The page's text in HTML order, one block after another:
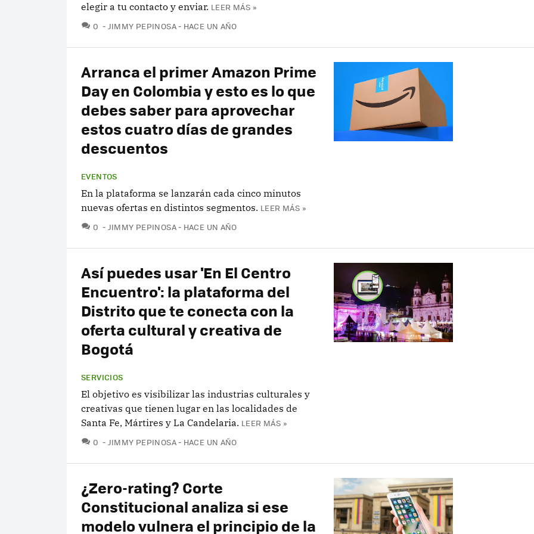
elegir a tu contacto y enviar. LEER MÁS »
0 COMENTARIOS
JIMMY PEPINOSA HACE UN AÑO
Arranca el primer Amazon Prime
Day en Colombia y esto es lo que
debes saber para aprovechar
estos cuatro días de grandes
descuentos
EVENTOS
En la plataforma se lanzarán cada cinco minutos
nuevas ofertas en distintos segmentos. LEER MÁS »
0 COMENTARIOS
JIMMY PEPINOSA HACE UN AÑO
Así puedes usar 'En El Centro
Encuentro': la plataforma del
Distrito que te conecta con la
oferta cultural y creativa de
Bogotá
SERVICIOS
El objetivo es visibilizar las industrias culturales y
creativas que tienen lugar en las localidades de
Santa Fe, Mártires y La Candelaria. LEER MÁS »
0 COMENTARIOS
JIMMY PEPINOSA HACE UN AÑO
¿Zero-rating? Corte
Constitucional analiza si ese
modelo vulnera el principio de la